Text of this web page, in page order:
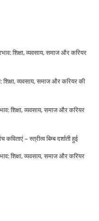
शिक्षा, व्यवसाय, समाज और करियर
व्यवसाय, समाज और करियर की
शिक्षा, व्यवसाय, समाज और करियर
– स्त्रीत्व बिम्ब दर्शाती हुई
शिक्षा, व्यवसाय, समाज और करियर